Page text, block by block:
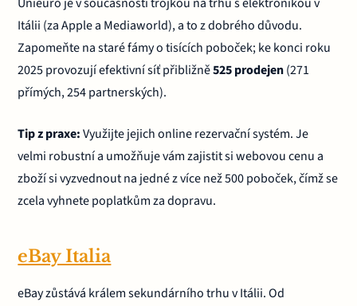
Itálii (za Apple a Mediaworld), a to z dobrého důvodu.
Zapomeňte na staré fámy o tisících poboček; ke konci roku
2025 provozují efektivní síť přibližně525 prodejen(271
přímých, 254 partnerských).
Tip z praxe:Využijte jejich online rezervační systém. Je
velmi robustní a umožňuje vám zajistit si webovou cenu a
zboží si vyzvednout na jedné z více než 500 poboček, čímž se
zcela vyhnete poplatkům za dopravu.
eBay Italia
eBay zůstává králem sekundárního trhu v Itálii. Od